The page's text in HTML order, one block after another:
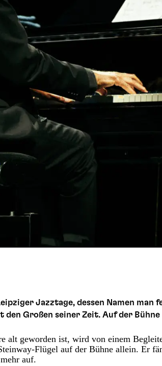
Jazztage, dessen Namen man
Großen seiner Zeit. Auf der
alt geworden ist, wird von einem
Flügel auf der Bühne allein. Er
auf.